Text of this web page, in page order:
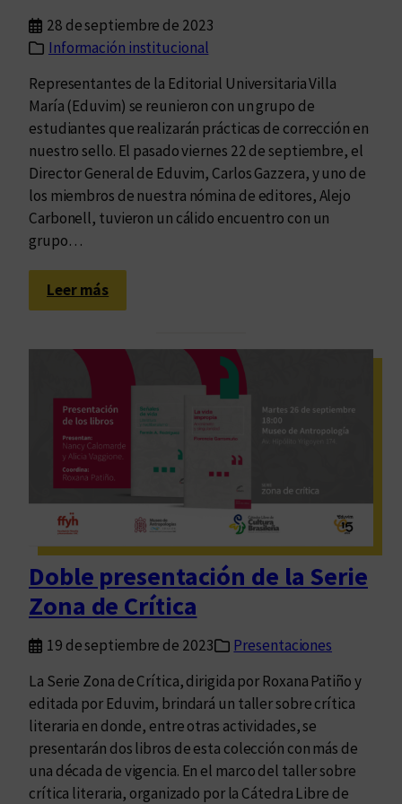
d
a
28 de septiembre de 2023
Información institucional
Representantes de la Editorial Universitaria Villa
María (Eduvim) se reunieron con un grupo de
estudiantes que realizarán prácticas de corrección en
nuestro sello. El pasado viernes 22 de septiembre, el
Director General de Eduvim, Carlos Gazzera, y uno de
los miembros de nuestra nómina de editores, Alejo
Carbonell, tuvieron un cálido encuentro con un
grupo…
Leer más:
C
c
i
e
d
l
n
u
v
g
r
u
p
o
Doble presentación de la Serie
Zona de Crítica
19 de septiembre de 2023
Presentaciones
La Serie Zona de Crítica, dirigida por Roxana Patiño y
editada por Eduvim, brindará un taller sobre crítica
literaria en donde, entre otras actividades, se
presentarán dos libros de esta colección con más de
una década de vigencia. En el marco del taller sobre
crítica literaria, organizado por la Cátedra Libre de